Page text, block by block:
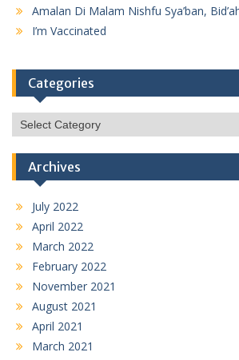
Amalan Di Malam Nishfu Sya’ban,
I’m Vaccinated
Categories
Categories
Archives
July 2022
April 2022
March 2022
February 2022
November 2021
August 2021
April 2021
March 2021